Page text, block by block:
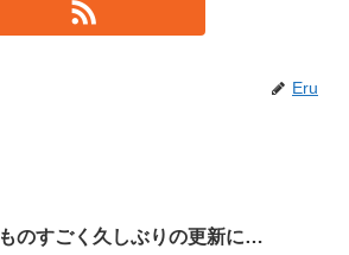
Eru
ものすごく久しぶりの更新に…